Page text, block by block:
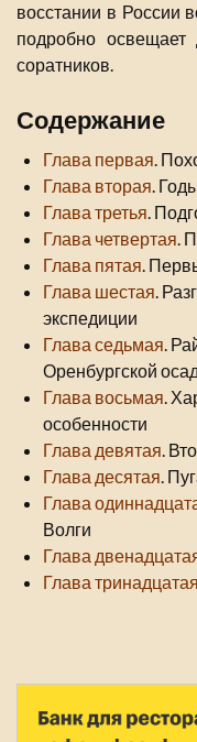
восстании в России
подробно освещает
соратников.
Содержание
Глава первая .
Глава вторая .
Глава третья .
Глава четвертая .
Глава пятая .
Глава шестая .
экспедиции
Глава седьмая .
Оренбургской
Глава восьмая .
особенности
Глава девятая .
Глава десятая .
Глава
Волги
Глава
Глава тринадцатая